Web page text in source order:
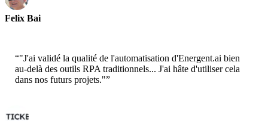
Felix Bai
“"J'ai validé la qualité de l'automatisation d'Energent.ai bien
au-delà des outils RPA traditionnels... J'ai hâte d'utiliser cela
dans nos futurs projets."”